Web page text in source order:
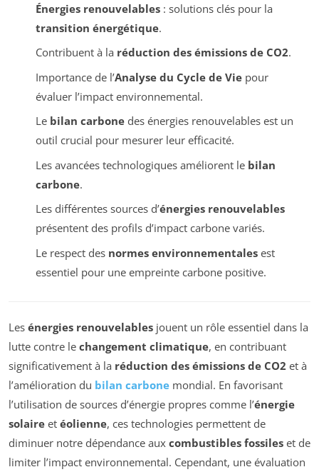
Énergies renouvelables: solutions clés pour la
transition énergétique.
Contribuent à la réduction des émissions de CO2.
Importance de l’Analyse du Cycle de Viepour
évaluer l’impact environnemental.
Le bilan carbonedes énergies renouvelables est un
outil crucial pour mesurer leur efficacité.
Les avancées technologiques améliorent le bilan
carbone.
Les différentes sources d’énergies renouvelables
présentent des profils d’impact carbone variés.
Le respect des normes environnementalesest
essentiel pour une empreinte carbone positive.
Les énergies renouvelables jouent un rôle essentiel dans la
lutte contre le changement climatique, en contribuant
significativement à la réduction des émissions de CO2 et à
l’amélioration du bilan carbone mondial. En favorisant
l’utilisation de sources d’énergie propres comme l’énergie
solaire et éolienne, ces technologies permettent de
diminuer notre dépendance aux combustibles fossiles et de
limiter l’impact environnemental. Cependant, une évaluation